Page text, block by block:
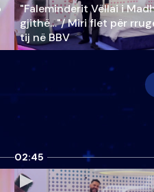
"Faleminderit Vëllai i
gjithë…"/ Miri flet për
tij në BBV
02:45